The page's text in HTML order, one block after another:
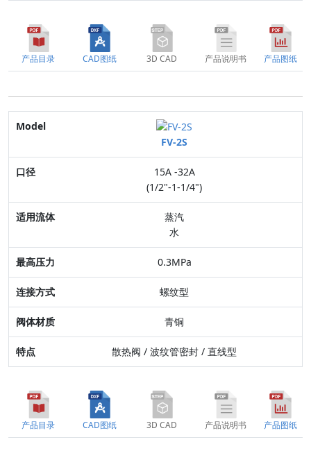
产品目录 CAD图纸 3D CAD 产品说明书 产品图纸
Model
口径
适用流体
最高压力
阀体材质
特点
FV-2S
15A -32A
(1/2"-1-1/4")
蒸汽
水
0.3MPa
螺纹型
青铜
散热阀 / 波纹管密封 / 直线型
产品目录 CAD图纸 3D CAD 产品说明书 产品图纸